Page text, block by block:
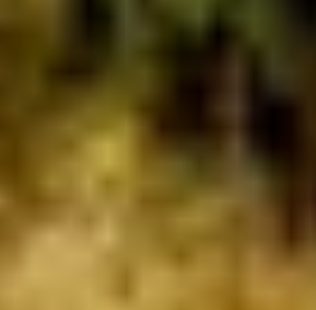
Weingüter & Weinprobe
Cave historique des hospices de
Champagne Canard-Duchêne
Champagne Lanson
Champagne Mercier
Champagne Mumm